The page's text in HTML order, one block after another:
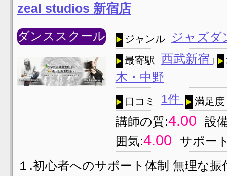
zeal studios 新宿店
ダンススクール ジャンル ジャズ
最寄駅 西武新宿
木・中野
口コミ 1件 満足度
講師の質:4.00
設
囲気:4.00
サポー
１.初心者へのサポート体制 無理な